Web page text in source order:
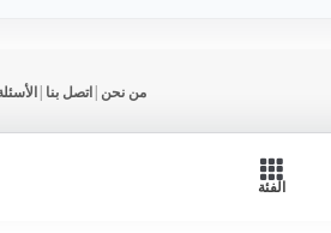
من نحن |اتصل بنا |
الفئة